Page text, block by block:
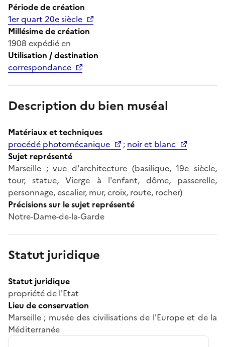
Période de création
1er quart 20e siècle
Millésime de création
1908 expédié en
Utilisation / destination
correspondance
Description du bien muséal
Matériaux et techniques
procédé photomécanique
; noir et blanc
Sujet représenté
Marseille ; vue d'architecture (basilique, 19e siècle,
tour, statue, Vierge à l'enfant, dôme, passerelle,
personnage, escalier, mur, croix, route, rocher)
Précisions sur le sujet représenté
Notre-Dame-de-la-Garde
Statut juridique
Statut juridique
propriété de l'Etat
Lieu de conservation
Marseille ; musée des civilisations de l'Europe et de la
Méditerranée